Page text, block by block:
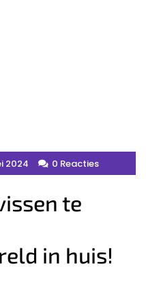
2024 0 Reacties
te
in huis!